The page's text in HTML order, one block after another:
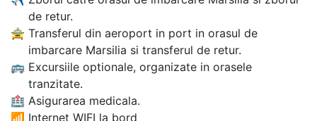
de retur.
🚖 Transferul din aeroport in port in orasul de
imbarcare Marsilia si transferul de retur.
🚌 Excursiile optionale, organizate in orasele
tranzitate.
🏥 Asigurarea medicala.
📶 Internet WIFI la bord